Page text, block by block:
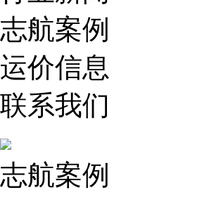
志航案例
运价信息
联系我们
志航案例